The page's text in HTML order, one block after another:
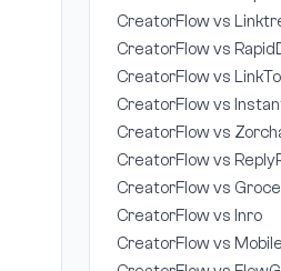
CreatorFlow vs
CreatorFlow vs
CreatorFlow vs
CreatorFlow vs
CreatorFlow vs
CreatorFlow vs
CreatorFlow vs
CreatorFlow vs Inro
CreatorFlow vs